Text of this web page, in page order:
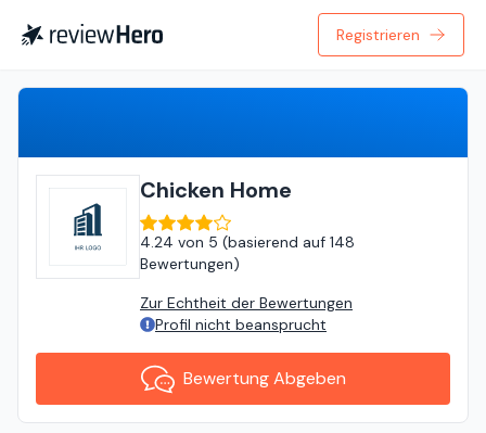
Registrieren
Chicken Home
4.24 von 5 (basierend auf 148
Bewertungen)
Zur Echtheit der Bewertungen
Profil nicht beansprucht
Bewertung Abgeben